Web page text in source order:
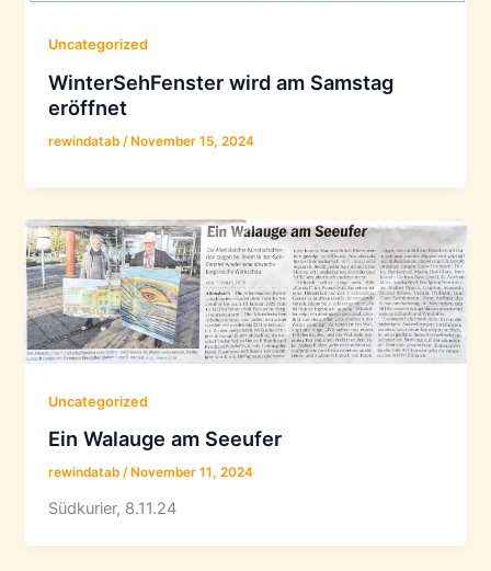
Uncategorized
WinterSehFenster wird am Samstag
eröffnet
rewindatab /November 15, 2024
Uncategorized
Ein Walauge am Seeufer
rewindatab/ November 11, 2024
Südkurier, 8.11.24